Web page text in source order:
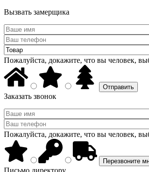
Вызвать замерщика
Пожалуйста, докажите, что вы человек,
Заказать звонок
Пожалуйста, докажите, что вы человек,
Письмо директору